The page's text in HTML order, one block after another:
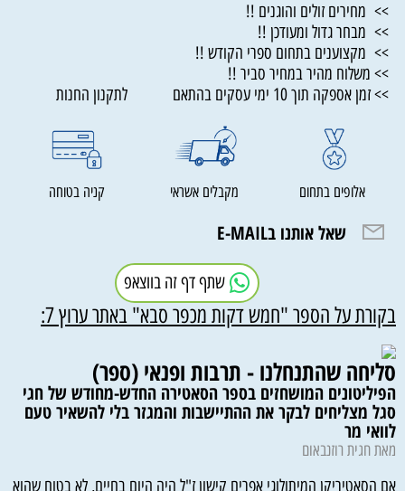
>> מחירים זולים והוגנים !!
>> מבחר גדול ומעודכן !!
>> מקצוענים בתחום ספרי הקודש !!
>> משלוח מהיר במחיר סביר !!
>> זמן אספקה תוך 10 ימי עסקים בהתאם לתקנון החנות
אלופים בתחום מקבלים אשראי קניה בטוחה
שאל אותנו בE-MAIL
שתף דף זה בווצאפ
בקורת על הספר "חמש דקות מכפר סבא" באתר ערוץ 7:
סליחה שהתנחלנו - תרבות ופנאי (ספר)
הפיליטונים המושחזים בספר הסאטירה החדש-מחודש של חגי
סגל מצליחים לבקר את ההתיישבות והמגזר בלי להשאיר טעם
לוואי מר
מאת חגית רוזנבאום
אם הסאטיריקן המיתולוגי אפרים קישון ז"ל היה היום בחיים, לא בטוח שהוא